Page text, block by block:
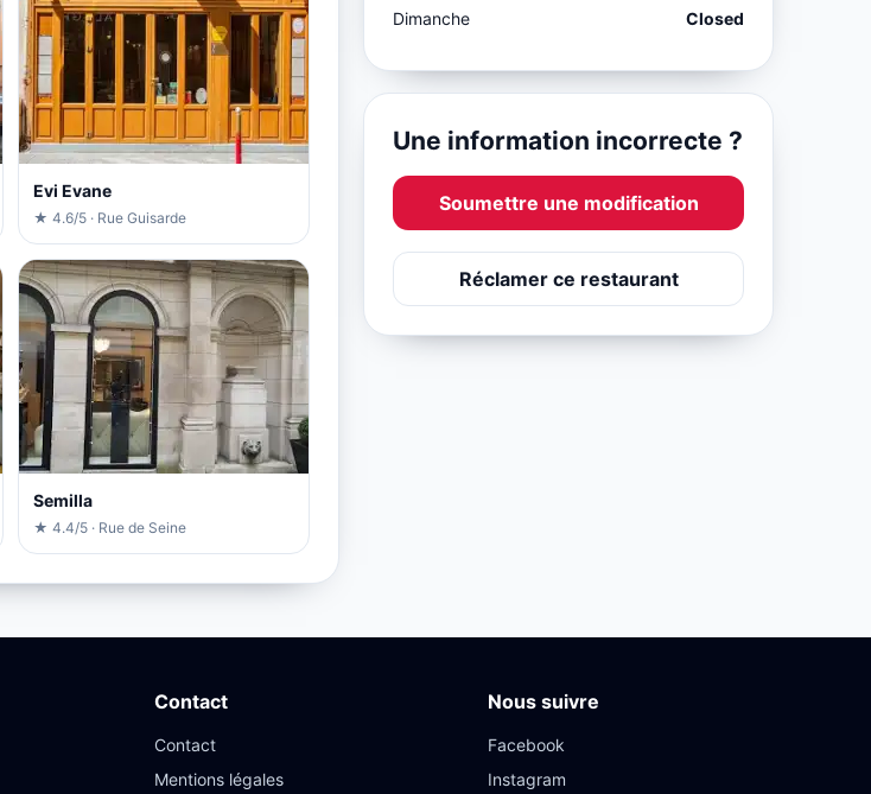
Evi Evane
★ 4.6/5 · Rue Guisarde
Semilla
★ 4.4/5 · Rue de Seine
Dimanche Closed
Une information incorrecte ?
Soumettre une modification
Réclamer ce restaurant
Contact
Contact
Mentions légales
Nous suivre
Facebook
Instagram